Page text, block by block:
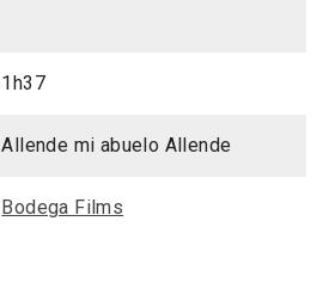
1h37
Allende mi abuelo Allende
Bodega Films